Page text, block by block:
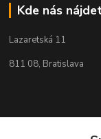
Kde nás
Lazaretská 11
811 08, Bratislava